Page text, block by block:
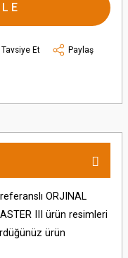
Tavsiye Et
Paylaş
ORJINAL
III ürün resimleri
ürün